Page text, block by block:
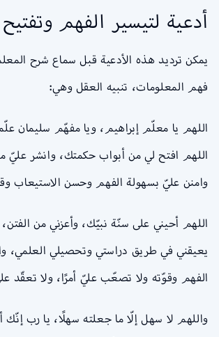
أدعية لتيسير الفهم
يمكن ترديد هذه الأدعية قبل سماع شرح
فهم المعلومات، تنبيه العقل وهي:
اللهم يا معلّم إبراهيم، ويا مفهّم سليمان
اللهم افتح لي من أبواب حكمتك، وانشر عليّ
وامنن عليّ بسهولة الفهم وحسن الاستيعاب
اللهم أحيني على سنّة نبيّك، وأعزني من
يعيقني في طريق دراستي وتحصيلي العلمي،
الفهم وقوّته ولا تصعّب عليّ أمرًا، ولا تعقّد
واللهم لا سهل إلّا ما جعلته سهلًا، يا رب